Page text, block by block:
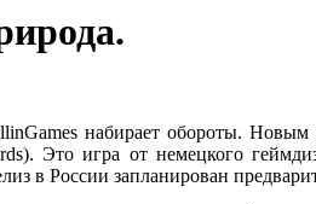
набирает обороты.
Это игра от немецкого
в России запланирован